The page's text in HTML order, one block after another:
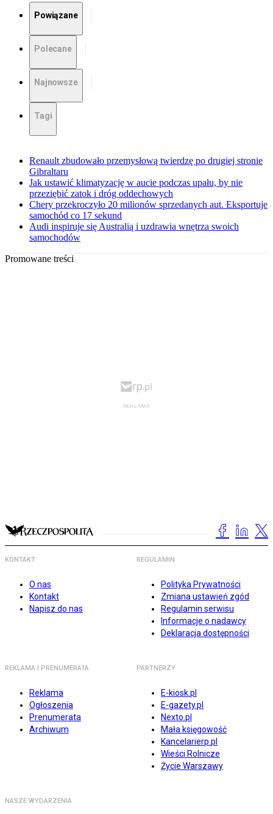
Powiązane
Polecane
Najnowsze
Tagi
Renault zbudowało przemysłową twierdzę po drugiej stronie
Gibraltaru
Jak ustawić klimatyzację w aucie podczas upału, by nie
przeziębić zatok i dróg oddechowych
Chery przekroczyło 20 milionów sprzedanych aut. Eksportuje
samochód co 17 sekund
Audi inspiruje się Australią i uzdrawia wnętrza swoich
samochodów
Promowane treści
KONTAKT
O nas
Kontakt
Napisz do nas
REGULAMIN
Polityka Prywatności
Zmiana ustawień zgód
Regulamin serwisu
Informacje o nadawcy
Deklaracja dostępności
REKLAMA I PRENUMERATA
Reklama
Ogłoszenia
Prenumerata
Archiwum
PARTNERZY
E-kiosk.pl
E-gazety.pl
Nexto.pl
Mała księgowość
Kancelarierp.pl
Wieści Rolnicze
Życie Warszawy
NASZE WYDARZENIA